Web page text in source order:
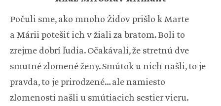
Počuli sme, ako mnoho Židov prišlo k Marte
a Márii potešiť ich v žiali za bratom. Boli to
zrejme dobrí ľudia. Očakávali, že stretnú dve
smutné zlomené ženy. Smútok u nich našli, to je
pravda, to je prirodzené… ale namiesto
zlomenosti našli u smútiacich sestier vieru.